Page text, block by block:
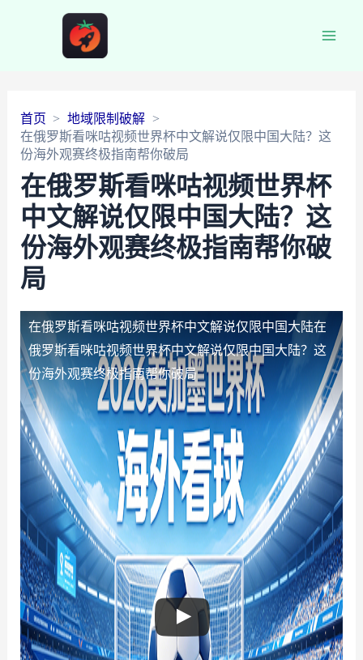
首页
地域限制破解
在俄罗斯看咪咕视频世界杯中文解说仅限中国大陆？这
份海外观赛终极指南帮你破局
在俄罗斯看咪咕视频世界杯
中文解说仅限中国大陆？这
份海外观赛终极指南帮你破
局
在俄罗斯看咪咕视频世界杯中文解说仅限中国大陆在
俄罗斯看咪咕视频世界杯中文解说仅限中国大陆？这
份海外观赛终极指南帮你破局